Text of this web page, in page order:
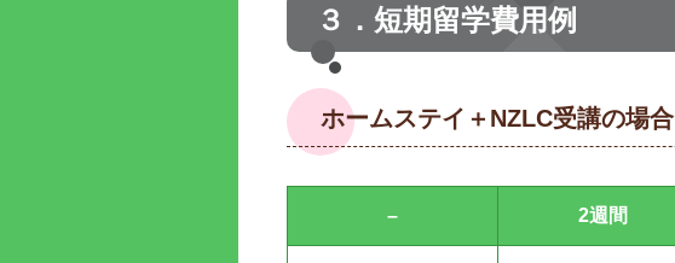
３．短期留学費用例
ホームステイ＋NZLC受講の場合
– 2週間